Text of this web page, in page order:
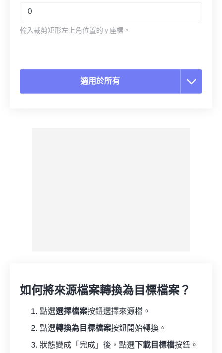
輸入裁剪矩形左上角位置的 y 座標。
適用於所有
如何將來源檔案轉換為目標檔案？
點選選擇檔案按鈕選擇來源檔。
點選轉換為目標檔案按鈕開始轉換。
狀態變成「完成」後，點選 下載目標檔按鈕。